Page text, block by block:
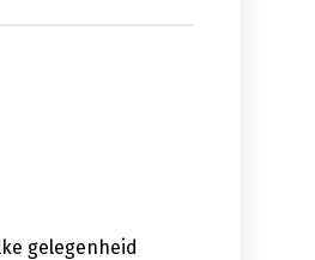
gelegenheid